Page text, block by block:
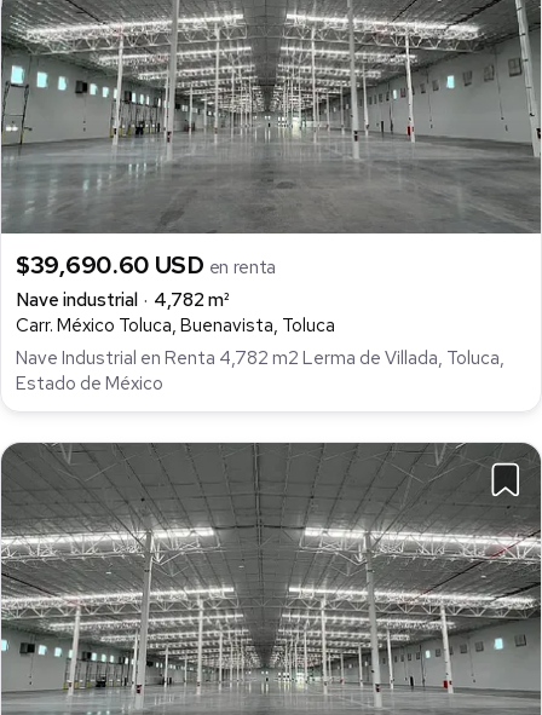
$39,690.60 USD en renta
Nave industrial
4,782 m²
Carr. México Toluca, Buenavista, Toluca
Nave Industrial en Renta 4,782 m2 Lerma de Villada, Toluca,
Estado de México